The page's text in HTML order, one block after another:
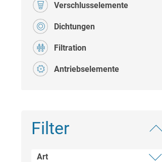
Verschlusselemente
Dichtungen
Filtration
Antriebselemente
Filter
Art